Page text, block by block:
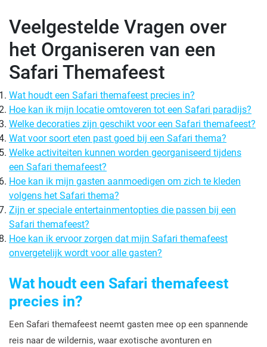
Veelgestelde Vragen over
het Organiseren van een
Safari Themafeest
Wat houdt een Safari themafeest precies in?
Hoe kan ik mijn locatie omtoveren tot een Safari paradijs?
Welke decoraties zijn geschikt voor een Safari themafeest?
Wat voor soort eten past goed bij een Safari thema?
Welke activiteiten kunnen worden georganiseerd tijdens
een Safari themafeest?
Hoe kan ik mijn gasten aanmoedigen om zich te kleden
volgens het Safari thema?
Zijn er speciale entertainmentopties die passen bij een
Safari themafeest?
Hoe kan ik ervoor zorgen dat mijn Safari themafeest
onvergetelijk wordt voor alle gasten?
Wat houdt een Safari themafeest
precies in?
Een Safari themafeest neemt gasten mee op een spannende
reis naar de wildernis, waar exotische avonturen en